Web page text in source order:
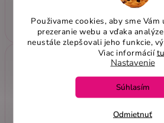
Použivame cookies, aby sme
prezeranie webu a vďaka
neustále zlepšovali jeho funkcie,
Viac informáciítu
Nastavenie
Odmietnuť
Súhlasím